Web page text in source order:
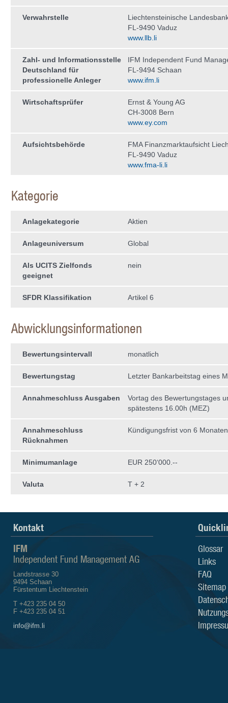
Verwahrstelle
Liechtensteinische
FL-9490 Vaduz
www.llb.li
Zahl- und Informationsstelle
Deutschland für
professionelle Anleger
IFM Independent Fund
FL-9494 Schaan
www.ifm.li
Wirtschaftsprüfer
Ernst & Young AG
CH-3008 Bern
www.ey.com
Aufsichtsbehörde
FMA Finanzmarktaufsicht
FL-9490 Vaduz
www.fma-li.li
Kategorie
Anlagekategorie Aktien
Anlageuniversum Global
Als UCITS Zielfonds
geeignet
nein
SFDR Klassifikation Artikel 6
Abwicklungsinformationen
Bewertungsintervall monatlich
Bewertungstag Letzter Bankarbeitstag eines
Annahmeschluss Ausgaben
Vortag des Bewertungstages
spätestens 16.00h (MEZ)
Annahmeschluss
Rücknahmen
Kündigungsfrist von 6 Monaten
Minimumanlage EUR 250‘000.--
Valuta T + 2
Kontakt
IFM
Independent Fund Management AG
Landstrasse 30
9494 Schaan
Fürstentum Liechtenstein
T +423 235 04 50
F +423 235 04 51
info@ifm.li
Glossar
Links
FAQ
Sitemap